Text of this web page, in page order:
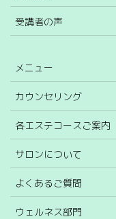
受講者の声
メニュー
カウンセリング
各エステコースご案内
サロンについて
よくあるご質問
ウェルネス部門